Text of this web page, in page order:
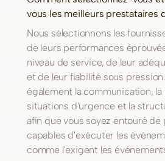
vous les meilleurs prestataires
Nous sélectionnons les
de leurs performances
niveau de service, de leur
et de leur fiabilité sous
également la communication,
situations d'urgence et la
afin que vous soyez entouré de
capables d'exécuter les
comme l'exigent les